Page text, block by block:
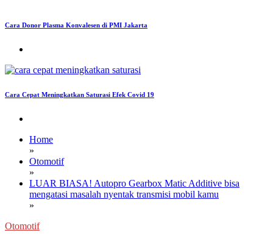
Cara Donor Plasma Konvalesen di PMI Jakarta
Cara Cepat Meningkatkan Saturasi Efek Covid 19
Home
»
Otomotif
»
LUAR BIASA! Autopro Gearbox Matic Additive bisa
mengatasi masalah nyentak transmisi mobil kamu
»
Otomotif